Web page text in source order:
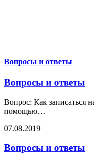
Вопросы и ответы
Вопросы и ответы
Вопрос: Как записаться
помощью…
07.08.2019
Вопросы и ответы